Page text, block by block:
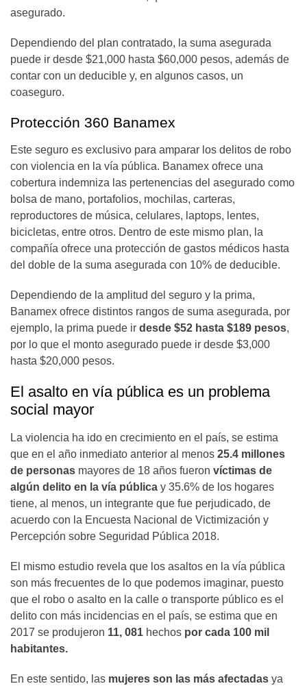
asegurado.
Dependiendo del plan contratado, la suma asegurada
puede ir desde $21,000 hasta $60,000 pesos, además de
contar con un deducible y, en algunos casos, un
coaseguro.
Protección 360 Banamex
Este seguro es exclusivo para amparar los delitos de robo
con violencia en la vía pública. Banamex ofrece una
cobertura indemniza las pertenencias del asegurado como
bolsa de mano, portafolios, mochilas, carteras,
reproductores de música, celulares, laptops, lentes,
bicicletas, entre otros. Dentro de este mismo plan, la
compañía ofrece una protección de gastos médicos hasta
del doble de la suma asegurada con 10% de deducible.
Dependiendo de la amplitud del seguro y la prima,
Banamex ofrece distintos rangos de suma asegurada, por
ejemplo, la prima puede ir desde $52 hasta $189 pesos,
por lo que el monto asegurado puede ir desde $3,000
hasta $20,000 pesos.
El asalto en vía pública es un problema
social mayor
La violencia ha ido en crecimiento en el país, se estima
que en el año inmediato anterior al menos 25.4 millones
de personas mayores de 18 años fueron víctimas de
algún delito en la vía pública y 35.6% de los hogares
tiene, al menos, un integrante que fue perjudicado, de
acuerdo con la Encuesta Nacional de Victimización y
Percepción sobre Seguridad Pública 2018.
El mismo estudio revela que los asaltos en la vía pública
son más frecuentes de lo que podemos imaginar, puesto
que el robo o asalto en la calle o transporte público es el
delito con más incidencias en el país, se estima que en
2017 se produjeron 11, 081 hechos por cada 100 mil
habitantes.
En este sentido, las mujeres son las más afectadas ya